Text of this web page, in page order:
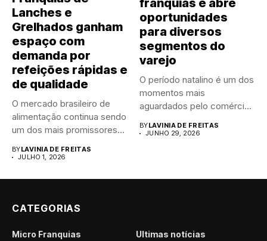
Lanches e
Grelhados ganham
espaço com
demanda por
refeições rápidas e
de qualidade
O mercado brasileiro de
alimentação continua sendo
um dos mais promissores
BYLAVINIA DE FREITAS
JULHO 1, 2026
franquias e abre
oportunidades
para diversos
segmentos do
varejo
O período natalino é um dos
momentos mais
aguardados pelo comércio
BYLAVINIA DE FREITAS
JUNHO 29, 2026
CATEGORIAS
Micro Franquias
Últimas notícias